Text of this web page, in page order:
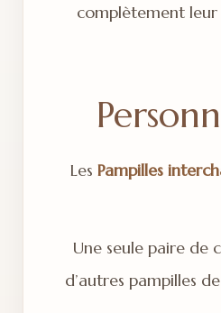
complètement leur
Les Pampilles
Une seule paire de
d’autres pampilles